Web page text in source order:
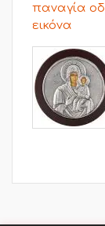
παναγία
εικόνα